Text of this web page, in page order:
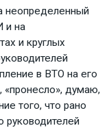
неопределенный
и на
и круглых
в ВТО на его
«пронесло», думаю,
того, что рано
руководителей